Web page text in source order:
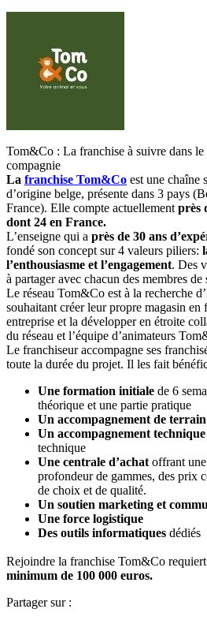
Tom&Co : La franchise à suivre dans le
compagnie
La franchise Tom&Co est une chaîne
d’origine belge, présente dans 3 pays
France). Elle compte actuellement près
dont 24 en France.
L’enseigne qui a près de 30 ans
fondé son concept sur 4 valeurs piliers:
l’enthousiasme et l’engagement. Des
à partager avec chacun des membres de
Le réseau Tom&Co est à la recherche
souhaitant créer leur propre magasin en
entreprise et la développer en étroite
du réseau et l’équipe d’animateurs
Le franchiseur accompagne ses
toute la durée du projet. Il les fait
Une formation initiale de 6
théorique et une partie pratique
Un accompagnement de
Un accompagnement technique
technique
Une centrale d’achat offrant
profondeur de gammes, des prix
de choix et de qualité.
Un soutien marketing et
Une force logistique
Des outils informatiques dédiés
Rejoindre la franchise Tom&Co
minimum de 100 000 euros.
Partager sur :